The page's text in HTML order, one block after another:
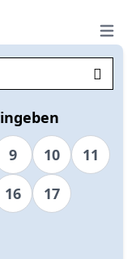
Open
9 10
11
16 17